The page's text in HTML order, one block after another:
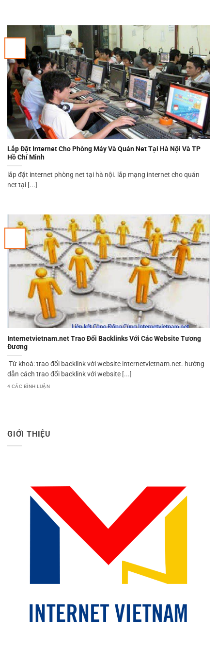
Lắp Đặt Internet Cho Phòng Máy Và Quán Net Tại Hà Nội Và TP
Hồ Chí Minh
lắp đặt internet phòng net tại hà nội. lắp mạng internet cho quán
net tại [...]
Internetvietnam.net Trao Đổi Backlinks Với Các Website Tương
Đương
Từ khoá: trao đổi backlink với website internetvietnam.net. hướng
dẫn cách trao đổi backlink với website [...]
4 CÁC BÌNH LUẬN
GIỚI THIỆU